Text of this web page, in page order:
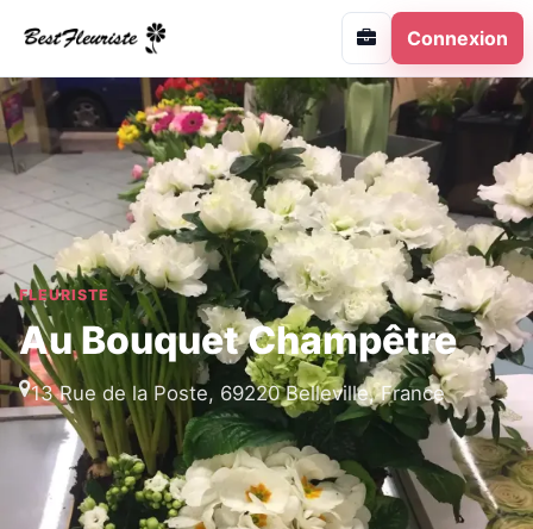
Connexion
FLEURISTE
Au Bouquet Champêtre
13 Rue de la Poste, 69220 Belleville, France